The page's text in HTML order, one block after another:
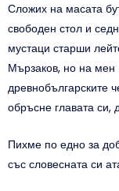
Сложих на масата
свободен стол и
мустаци старши
Мързаков, но на
древнобългарските
обръсне главата
Пихме по едно за
със словесната си